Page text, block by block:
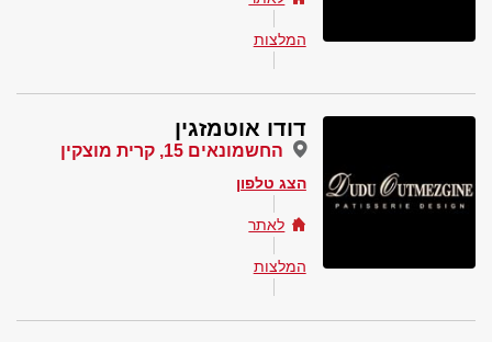
המלצות
דודו אוטמזגין
החשמונאים 15, קרית מוצקין
הצג טלפון
לאתר
המלצות